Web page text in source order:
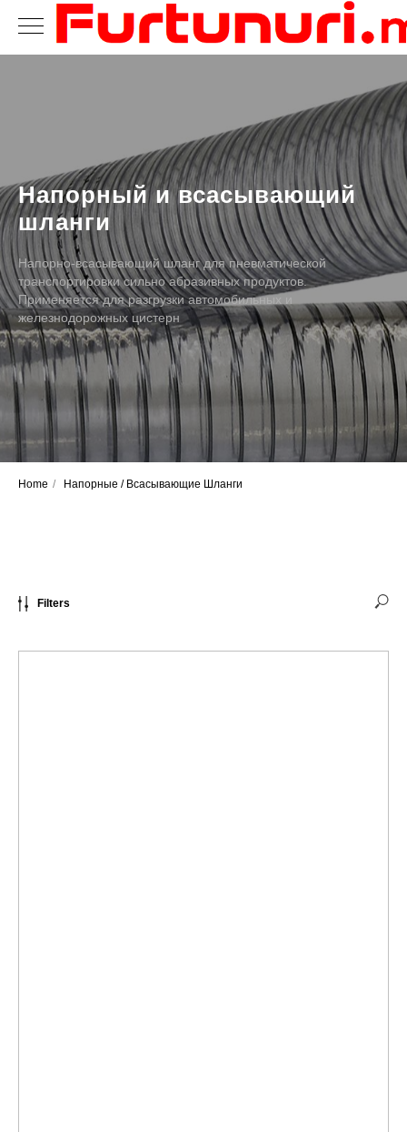
Напорный и всасывающий
шланги
Напорно-всасывающий шланг для пневматической
транспортировки сильно абразивных продуктов.
Применяется для разгрузки автомобильных и
железнодорожных цистерн
Home / Напорные / Всасывающие Шланги
Filters